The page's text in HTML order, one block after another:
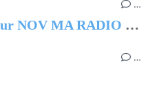
…
Les RDV de Midi, direct sur NOV MA RADIO du 3 décembre 2024
…